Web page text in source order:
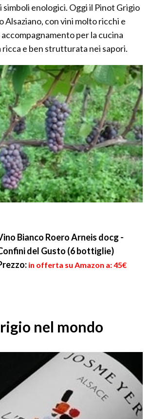
enologici. Oggi il Pinot Grigio
Alsaziano, con vini molto ricchi e
per la cucina
ricca e ben strutturata nei sapori.
Bianco Roero Arneis docg -
del Gusto (6 bottiglie)
in offerta su Amazon a: 45€
nel mondo